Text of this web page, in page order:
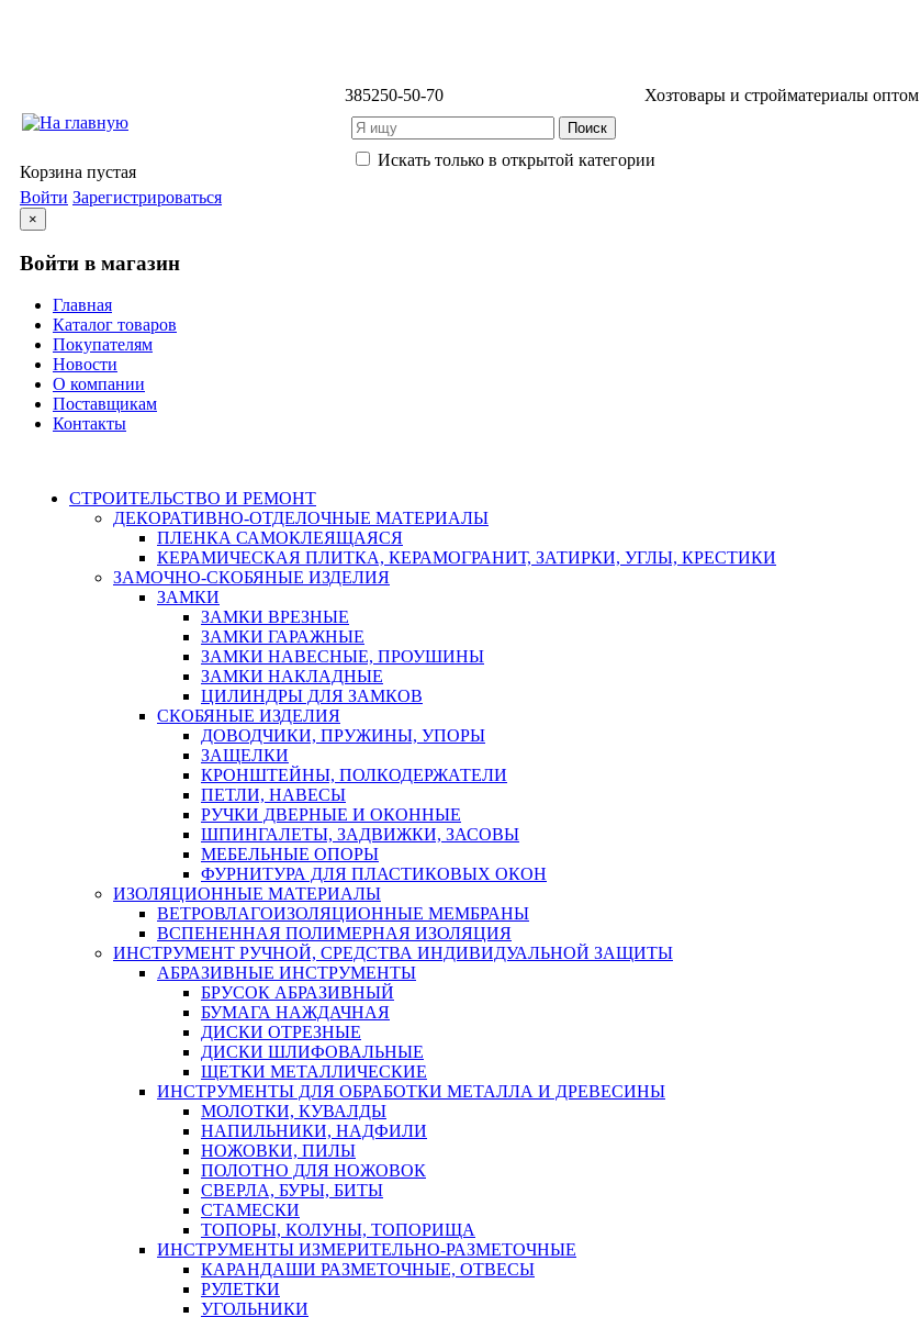
385250-50-70 Хозтовары и стройматериалы оптом
Искать только в открытой категории
Корзина пустая
Войти Зарегистрироваться
×
Войти в магазин
Главная
Каталог товаров
Покупателям
Новости
О компании
Поставщикам
Контакты
СТРОИТЕЛЬСТВО И РЕМОНТ
ДЕКОРАТИВНО-ОТДЕЛОЧНЫЕ МАТЕРИАЛЫ
ПЛЕНКА САМОКЛЕЯЩАЯСЯ
КЕРАМИЧЕСКАЯ ПЛИТКА, КЕРАМОГРАНИТ, ЗАТИРКИ, УГЛЫ, КРЕСТИКИ
ЗАМОЧНО-СКОБЯНЫЕ ИЗДЕЛИЯ
ЗАМКИ
ЗАМКИ ВРЕЗНЫЕ
ЗАМКИ ГАРАЖНЫЕ
ЗАМКИ НАВЕСНЫЕ, ПРОУШИНЫ
ЗАМКИ НАКЛАДНЫЕ
ЦИЛИНДРЫ ДЛЯ ЗАМКОВ
СКОБЯНЫЕ ИЗДЕЛИЯ
ДОВОДЧИКИ, ПРУЖИНЫ, УПОРЫ
ЗАЩЕЛКИ
КРОНШТЕЙНЫ, ПОЛКОДЕРЖАТЕЛИ
ПЕТЛИ, НАВЕСЫ
РУЧКИ ДВЕРНЫЕ И ОКОННЫЕ
ШПИНГАЛЕТЫ, ЗАДВИЖКИ, ЗАСОВЫ
МЕБЕЛЬНЫЕ ОПОРЫ
ФУРНИТУРА ДЛЯ ПЛАСТИКОВЫХ ОКОН
ИЗОЛЯЦИОННЫЕ МАТЕРИАЛЫ
ВЕТРОВЛАГОИЗОЛЯЦИОННЫЕ МЕМБРАНЫ
ВСПЕНЕННАЯ ПОЛИМЕРНАЯ ИЗОЛЯЦИЯ
ИНСТРУМЕНТ РУЧНОЙ, СРЕДСТВА ИНДИВИДУАЛЬНОЙ ЗАЩИТЫ
АБРАЗИВНЫЕ ИНСТРУМЕНТЫ
БРУСОК АБРАЗИВНЫЙ
БУМАГА НАЖДАЧНАЯ
ДИСКИ ОТРЕЗНЫЕ
ДИСКИ ШЛИФОВАЛЬНЫЕ
ЩЕТКИ МЕТАЛЛИЧЕСКИЕ
ИНСТРУМЕНТЫ ДЛЯ ОБРАБОТКИ МЕТАЛЛА И ДРЕВЕСИНЫ
МОЛОТКИ, КУВАЛДЫ
НАПИЛЬНИКИ, НАДФИЛИ
НОЖОВКИ, ПИЛЫ
ПОЛОТНО ДЛЯ НОЖОВОК
СВЕРЛА, БУРЫ, БИТЫ
СТАМЕСКИ
ТОПОРЫ, КОЛУНЫ, ТОПОРИЩА
ИНСТРУМЕНТЫ ИЗМЕРИТЕЛЬНО-РАЗМЕТОЧНЫЕ
КАРАНДАШИ РАЗМЕТОЧНЫЕ, ОТВЕСЫ
РУЛЕТКИ
УГОЛЬНИКИ